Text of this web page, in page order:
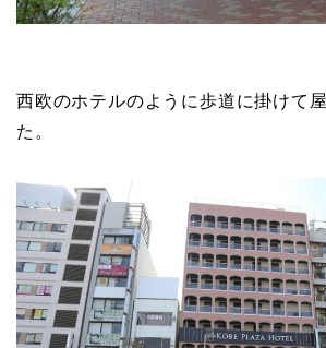
西欧のホテルのように歩道に掛けて
た。